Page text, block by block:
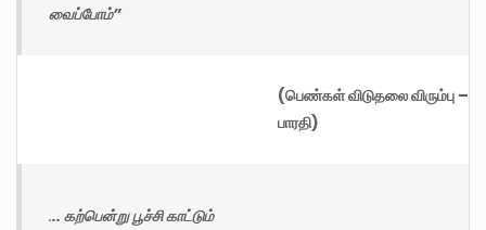
வைப்போம்”
(பெண்கள் விடுதலை விரும்பு –
பாரதி)
... கற்பென்று பூச்சி காட்டும்